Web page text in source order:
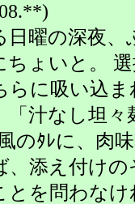
曜の深夜、
ちょいと。
らに吸い込
「汁なし坦
のﾀﾚに、肉
、添え付け
とを問わな